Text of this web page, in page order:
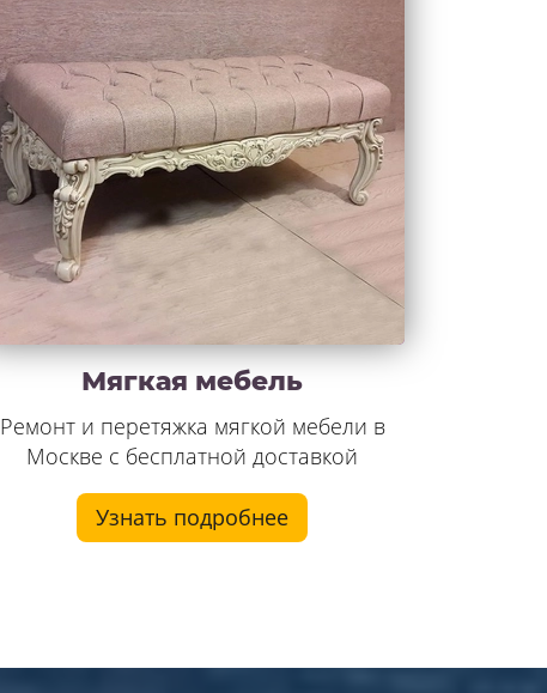
Мягкая мебель
Ремонт и перетяжка мягкой мебели в
Москве с бесплатной доставкой
Узнать подробнее